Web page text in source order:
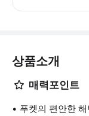
상품소개
매력포인트
푸켓의 편안한